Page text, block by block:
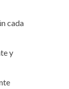
cada
y